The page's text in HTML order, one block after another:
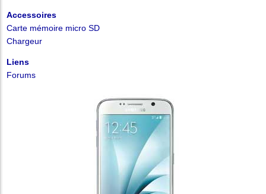
Accessoires
Carte mémoire micro SD
Chargeur
Liens
Forums